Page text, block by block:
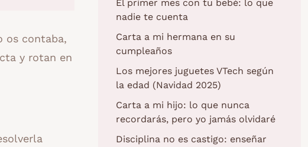
os contaba,
y rotan en
El primer mes con tu bebé: lo que
nadie te cuenta
Carta a mi hermana en su
cumpleaños
Los mejores juguetes VTech según
la edad (Navidad 2025)
Carta a mi hijo: lo que nunca
recordarás, pero yo jamás olvidaré
Disciplina no es castigo: enseñar